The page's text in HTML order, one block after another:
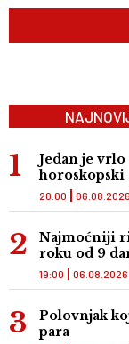
Jedan je
20:00 06.08.2026
Najmoćniji
roku od 9
19:00 06.08.2026
Polovnjak
para